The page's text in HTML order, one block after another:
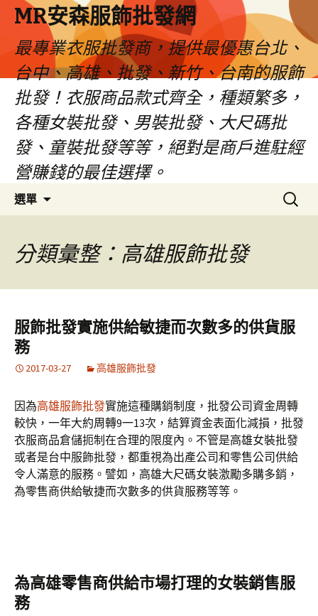
MR安森服飾批發網
最專業衣服批發商，提供最優惠台北、
台中、高雄、批發、新竹、台南的服飾
批發！衣服商品款式齊全，種類繁多，
各種女裝批發、男裝批發、大尺碼批
發、童裝批發等等，絕對是商戶進駐經
營賺錢的最佳選擇。
選單
容
區
搜
尋
分類彙整：高雄服飾批發
服飾批發實施供給敏捷而次數多的供貨服
務
2017-03-27 高雄服飾批發
因為高雄服飾批發實施這種購銷制度，批發公司資金周轉
較快，一年大約周轉9一13次，結算資金表面化減損，批發
衣服商品倉儲扼制在合理的限度內。不管是高雄女裝批發
或者是台中服飾批發，都重視為出產公司和零售公司供給
令人滿意的服務。譬如，高雄大尺碼女裝激勵多購多銷，
為零售商供給敏捷而次數多的供貨服務等等。
為高雄零售商供給市場打理的女裝銷售服
務